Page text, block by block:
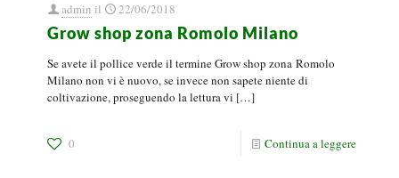
admin il 22/06/2018
Grow shop zona Romolo Milano
Se avete il pollice verde il termine Grow shop zona Romolo
Milano non vi è nuovo, se invece non sapete niente di
coltivazione, proseguendo la lettura vi […]
0 Continua a leggere